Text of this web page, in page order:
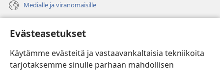
Evästeasetukset
Käytämme evästeitä ja vastaavankaltaisia tekniikoita
tarjotaksemme sinulle parhaan mahdollisen
Medialle ja viranomaisille
(avaa
uuden
ikkunan)